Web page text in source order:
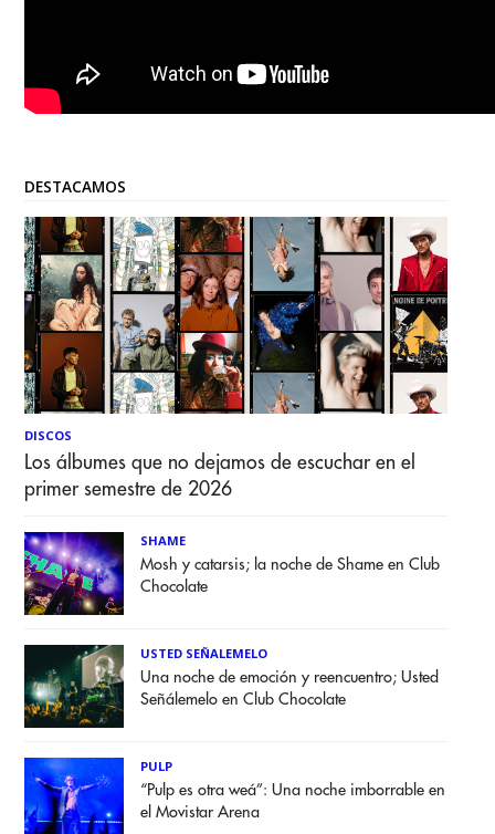
DESTACAMOS
DISCOS
Los álbumes que no dejamos de escuchar en el
primer semestre de 2026
SHAME
Mosh y catarsis; la noche de Shame en Club
Chocolate
USTED SEÑALEMELO
Una noche de emoción y reencuentro; Usted
Señálemelo en Club Chocolate
PULP
“Pulp es otra weá”: Una noche imborrable en
el Movistar Arena